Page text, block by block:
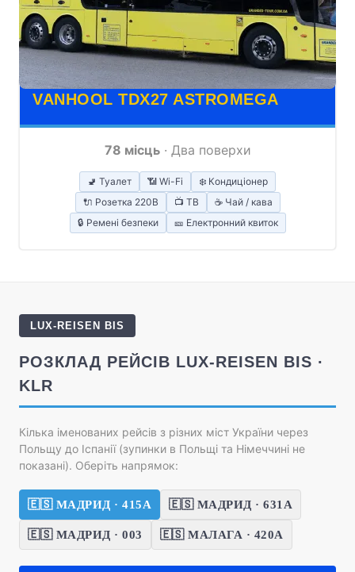
VANHOOL TDX27 ASTROMEGA
78 місць· Два поверхи
🚽 Туалет 📶 Wi-Fi
❄️ Кондиціонер
🔌 Розетка 220В
📺 ТВ
☕ Чай / кава
🔒 Ремені безпеки
🎫 Електронний квиток
LUX-REISEN BIS
РОЗКЛАД РЕЙСІВ LUX-REISEN BIS ·
KLR
Кілька іменованих рейсів з різних міст України через
Польщу до Іспанії (зупинки в Польщі та Німеччині не
показані). Оберіть напрямок:
🇪🇸 МАДРИД · 415А 🇪🇸 МАДРИД · 631А
🇪🇸 МАДРИД · 003 🇪🇸 МАЛАГА · 420А